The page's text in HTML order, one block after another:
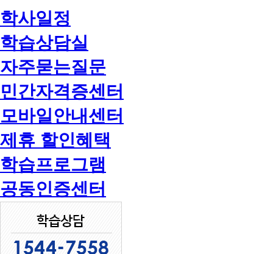
학사일정
학습상담실
자주묻는질문
민간자격증센터
모바일안내센터
제휴 할인혜택
학습프로그램
공동인증센터